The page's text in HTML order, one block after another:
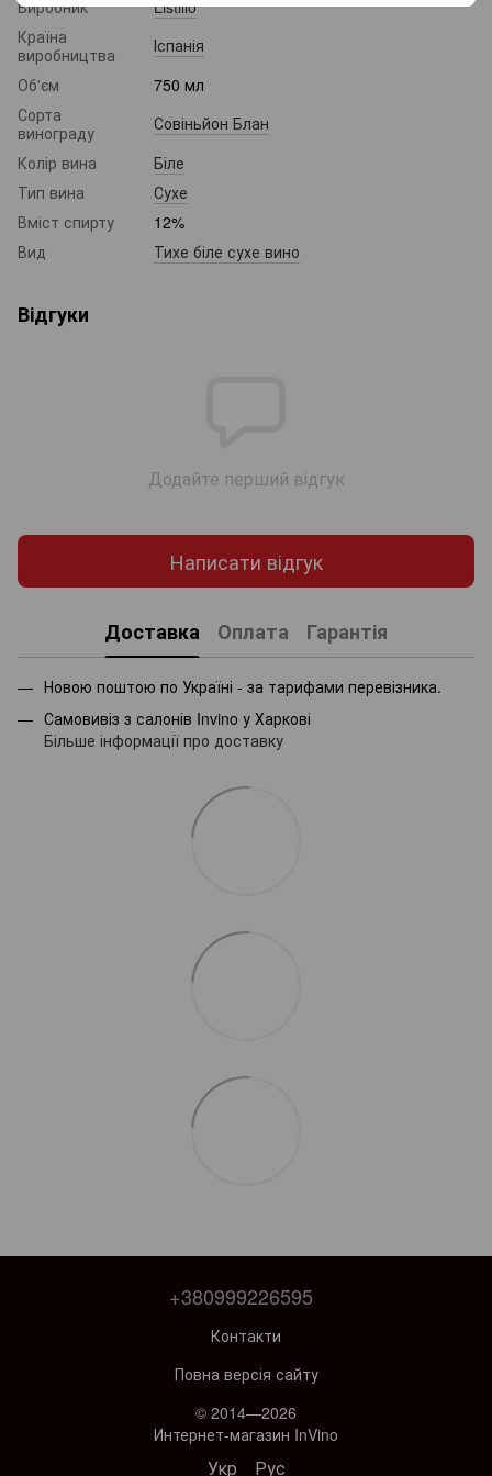
Виробник
Listillo
Країна
виробництва
Іспанія
Об'єм
750 мл
Сорта
винограду
Совіньйон Блан
Колір вина
Біле
Тип вина
Сухе
Вміст спирту
12%
Вид
Тихе біле сухе вино
Відгуки
Додайте перший відгук
Написати відгук
Доставка Оплата Гарантія
Новою поштою по Україні - за тарифами перевізника.
Самовивіз з салонів Invino у Харкові
Більше інформації про доставку
+380999226595
Контакти
Повна версія сайту
© 2014—2026
Интернет-магазин InVino
Укр Рус